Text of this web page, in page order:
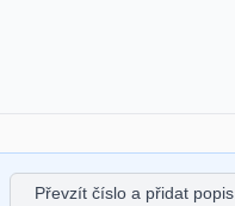
Převzít číslo a přidat popis